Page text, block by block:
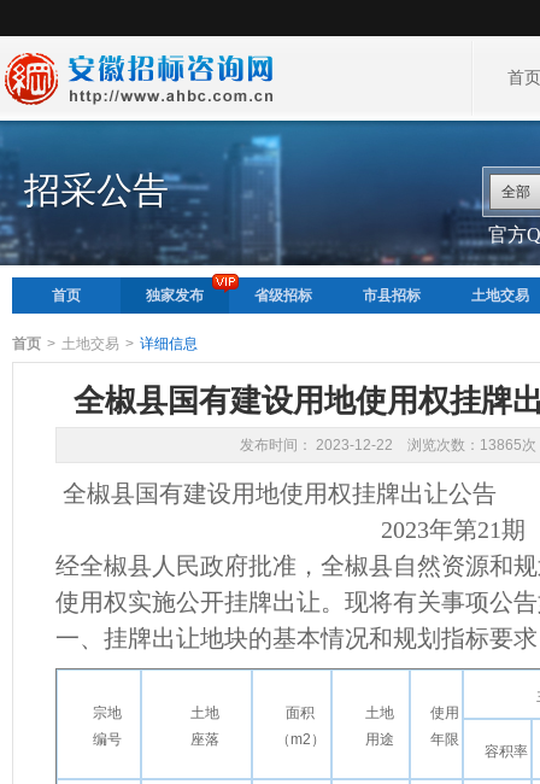
首
招采公告 全部
官方
首页 独家发布 省级招标 市县招标 土地交易
首页 > 土地交易 > 详细信息
全椒县国有建设用地使用权挂牌
发布时间： 2023-12-22 浏览次数：13865次
全椒县国有建设用地使用权挂牌出让公告
2023年第21期
经全椒县 人民政府批准， 全椒县自然资源和
使用权实施公开挂牌出让。现将有关事项公
一、挂牌出让地块的基本情况和规划指标要求
宗地
编号
土地
座落
面积
（m2 ）
土地
用途
使用
年限
容积率